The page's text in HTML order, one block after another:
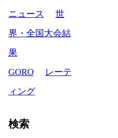
ニュース
世
界・全国大会結
果
GORO
レーテ
ィング
検索